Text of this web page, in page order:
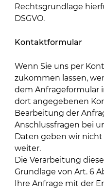
Rechtsgrundlage
DSGVO.
Kontaktformular
Wenn Sie uns per
zukommen lassen,
dem Anfrageformular
dort angegebenen
Bearbeitung der
Anschlussfragen bei
Daten geben wir
weiter.
Die Verarbeitung
Grundlage von Art. 6
Ihre Anfrage mit der